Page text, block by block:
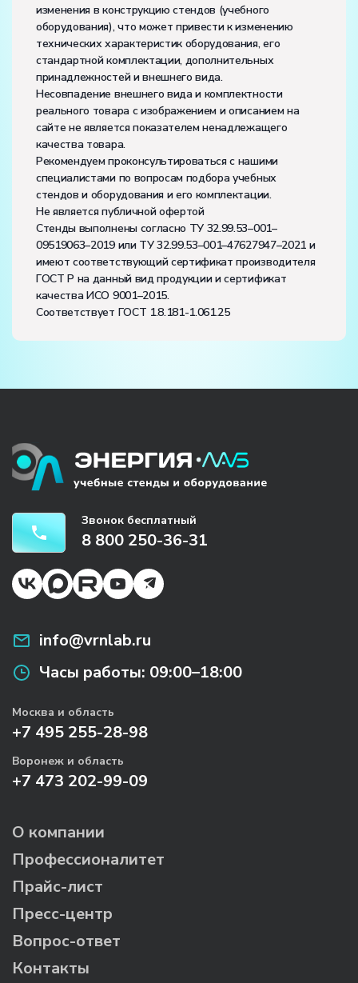
изменения в конструкцию стендов (учебного
оборудования), что может привести к изменению
технических характеристик оборудования, его
стандартной комплектации, дополнительных
принадлежностей и внешнего вида.
Несовпадение внешнего вида и комплектности
реального товара с изображением и описанием на
сайте не является показателем ненадлежащего
качества товара.
Рекомендуем проконсультироваться с нашими
специалистами по вопросам подбора учебных
стендов и оборудования и его комплектации.
Не является публичной офертой
Стенды выполнены согласно ТУ 32.99.53–001–
09519063–2019 или ТУ 32.99.53–001–47627947–2021 и
имеют соответствующий сертификат производителя
ГОСТ Р на данный вид продукции и сертификат
качества ИСО 9001–2015.
Соответствует ГОСТ 1.8.181-1.061.25
Звонок бесплатный
8 800 250-36-31
info@vrnlab.ru
Часы работы: 09:00–18:00
Москва и область
+7 495 255-28-98
Воронеж и область
+7 473 202-99-09
О компании
Профессионалитет
Прайс-лист
Пресс-центр
Вопрос-ответ
Контакты